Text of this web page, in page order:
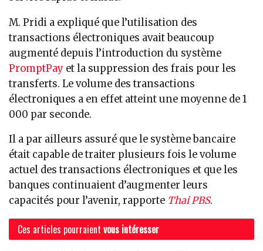
M. Pridi a expliqué que l’utilisation des
transactions électroniques avait beaucoup
augmenté depuis l’introduction du système
PromptPay et la suppression des frais pour les
transferts. Le volume des transactions
électroniques a en effet atteint une moyenne de 1
000 par seconde.
Il a par ailleurs assuré que le système bancaire
était capable de traiter plusieurs fois le volume
actuel des transactions électroniques et que les
banques continuaient d’augmenter leurs
capacités pour l’avenir, rapporte Thai PBS.
Ces articles pourraient vous intéresser